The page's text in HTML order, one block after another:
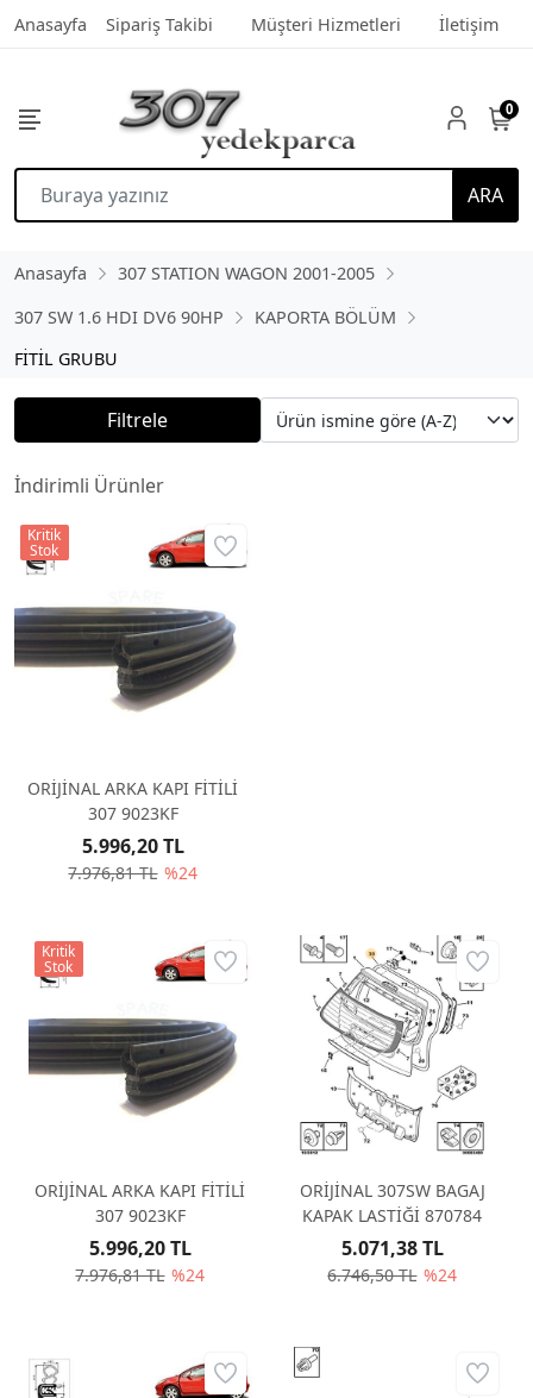
Anasayfa Sipariş Takibi Müşteri Hizmetleri İletişim
ARA
0
Anasayfa
307 STATION WAGON 2001-2005
307 SW 1.6 HDI DV6 90HP
KAPORTA BÖLÜM
FİTİL GRUBU
Filtrele
İndirimli Ürünler
ORİJİNAL ARKA KAPI FİTİLİ
307 9023KF
7.976,81 TL %24
5.996,20 TL
Kritik
Stok
ORİJİNAL ARKA KAPI FİTİLİ
307 9023KF
7.976,81 TL %24
5.996,20 TL
Kritik
Stok
ORİJİNAL 307SW BAGAJ
KAPAK LASTİĞİ 870784
6.746,50 TL %24
5.071,38 TL